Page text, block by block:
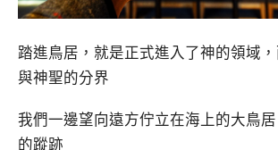
踏進鳥居，就是正式進入了神的領域
與神聖的分界
我們一邊望向遠方佇立在海上的大鳥
的蹤跡